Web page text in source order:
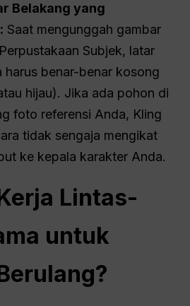
Belakang yang
Saat mengunggah gambar
Subjek, latar
harus benar-benar kosong
hijau). Jika ada pohon di
foto referensi Anda, Kling
tidak sengaja mengikat
ke kepala karakter Anda.
Lintas-
untuk